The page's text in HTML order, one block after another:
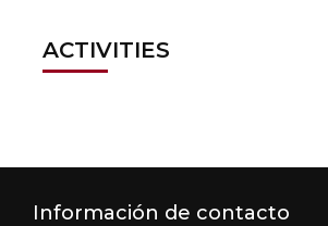
ACTIVITIES
Información de contacto